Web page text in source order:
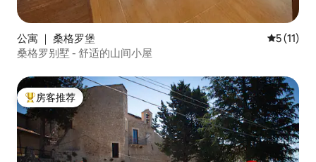
公寓 ｜ 桑格罗堡 平均评分
5 (11)
桑格罗别墅 - 舒适的山间小屋
热门「房客推荐」
房客推荐